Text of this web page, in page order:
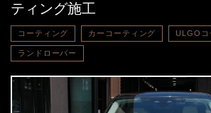
ティング施工
コーティング カーコーティング ULGOコ
ランドローバー